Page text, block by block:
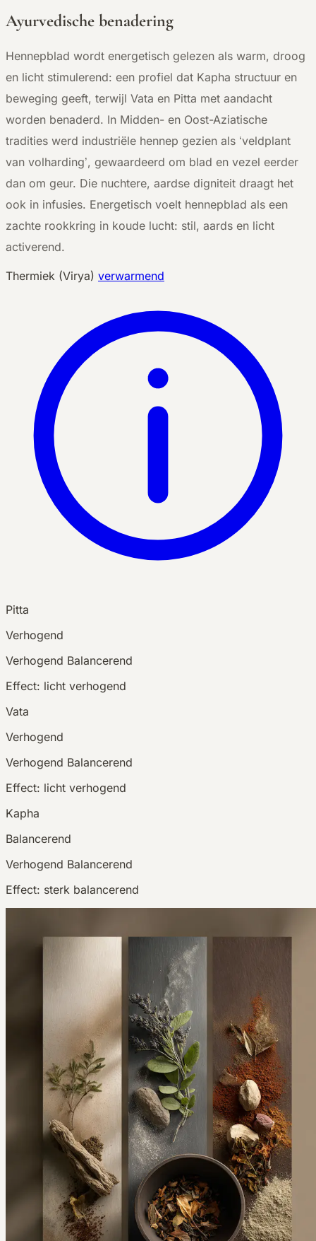
Ayurvedische benadering
Hennepblad wordt energetisch gelezen als warm, droog
en licht stimulerend: een profiel dat Kapha structuur en
beweging geeft, terwijl Vata en Pitta met aandacht
worden benaderd. In Midden- en Oost-Aziatische
tradities werd industriële hennep gezien als ‘veldplant
van volharding’, gewaardeerd om blad en vezel eerder
dan om geur. Die nuchtere, aardse digniteit draagt het
ook in infusies. Energetisch voelt hennepblad als een
zachte rookkring in koude lucht: stil, aards en licht
activerend.
Thermiek (Virya) verwarmend
Pitta
Verhogend
Verhogend Balancerend
Effect: licht verhogend
Vata
Verhogend
Verhogend Balancerend
Effect: licht verhogend
Kapha
Balancerend
Verhogend Balancerend
Effect: sterk balancerend